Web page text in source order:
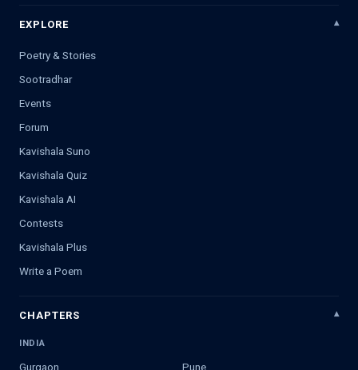
EXPLORE
Poetry & Stories
Sootradhar
Events
Forum
Kavishala Suno
Kavishala Quiz
Kavishala AI
Contests
Kavishala Plus
Write a Poem
CHAPTERS
INDIA
Gurgaon Pune